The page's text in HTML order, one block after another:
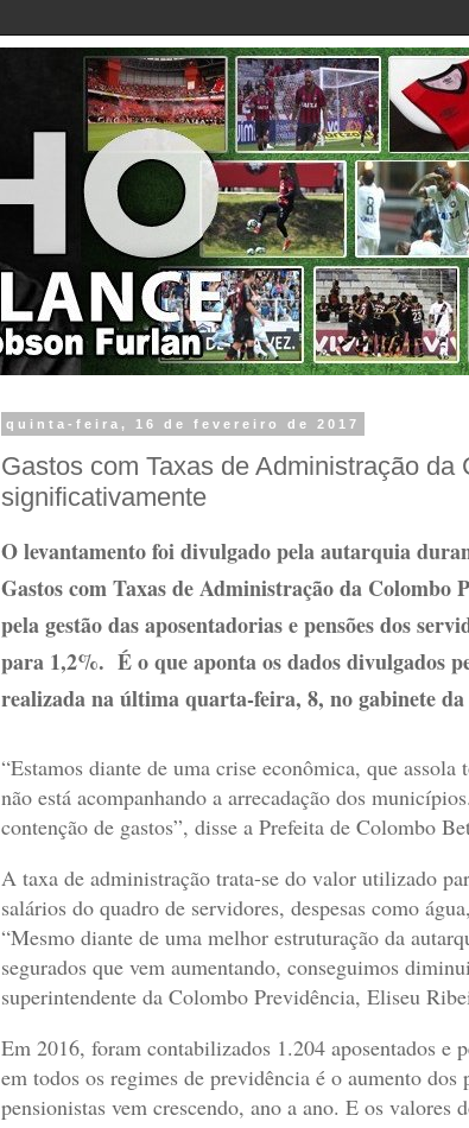
quinta-feira, 16 de fevereiro de 2017
Gastos com Taxas de Administração
significativamente
O levantamento foi divulgado pela autarquia
Gastos com Taxas de Administração da
pela gestão das aposentadorias e pensões dos
para 1,2%. É o que aponta os dados divulgados
realizada na última quarta-feira, 8, no gabinete
“Estamos diante de uma crise econômica, que
não está acompanhando a arrecadação dos
contenção de gastos”, disse a Prefeita de Colombo
A taxa de administração trata-se do valor utilizado
salários do quadro de servidores, despesas como
“Mesmo diante de uma melhor estruturação da
segurados que vem aumentando, conseguimos
superintendente da Colombo Previdência, Eliseu
Em 2016, foram contabilizados 1.204 aposentados e
em todos os regimes de previdência é o aumento
pensionistas vem crescendo, ano a ano. E os